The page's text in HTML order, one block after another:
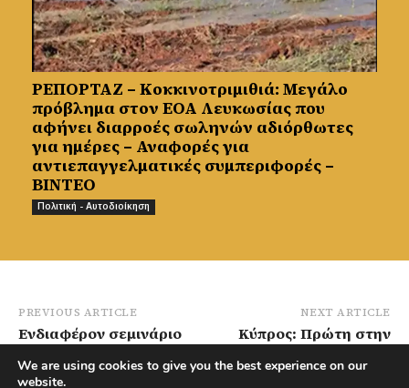
ΡΕΠΟΡΤΑΖ – Κοκκινοτριμιθιά: Μεγάλο
πρόβλημα στον ΕΟΑ Λευκωσίας που
αφήνει διαρροές σωληνών αδιόρθωτες
για ημέρες – Αναφορές για
αντιεπαγγελματικές συμπεριφορές –
ΒΙΝΤΕΟ
Πολιτική - Αυτοδιοίκηση
PREVIOUS ARTICLE
Ενδιαφέρον σεμινάριο
διοργανώνεται στον
NEXT ARTICLE
Κύπρος: Πρώτη στην
αναχωρήσεις
We are using cookies to give you the best experience on our
website.